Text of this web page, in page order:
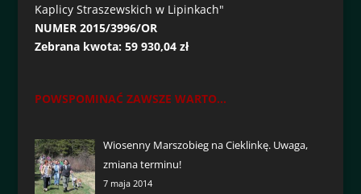
Kaplicy Straszewskich w Lipinkach"
NUMER 2015/3996/OR
Zebrana kwota: 59 930,04 zł
POWSPOMINAĆ ZAWSZE WARTO...
Wiosenny Marszobieg na Cieklinkę. Uwaga,
zmiana terminu!
7 maja 2014